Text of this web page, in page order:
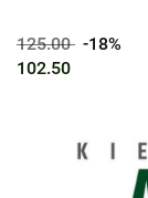
125.00 -18%
102.50